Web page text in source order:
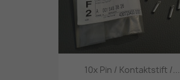
10x Pin / Kontaktstift /...